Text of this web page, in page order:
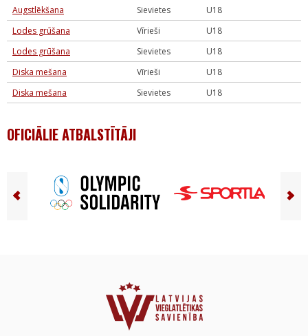
Augstlēkšana
Sievietes
U18
Lodes grūšana
Vīrieši
U18
Lodes grūšana
Sievietes
U18
Diska mešana
Vīrieši
U18
Diska mešana
Sievietes U18
OFICIĀLIE ATBALSTĪTĀJI